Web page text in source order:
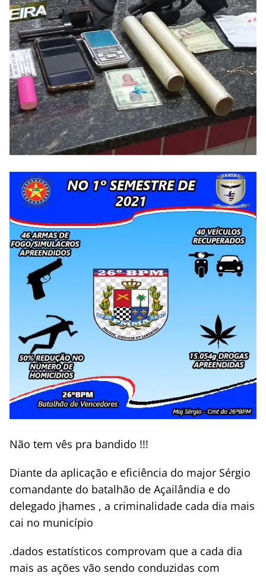
Não tem vês pra bandido !!!
Diante da aplicação e eficiência do major Sérgio
comandante do batalhão de Açailândia e do
delegado jhames , a criminalidade cada dia mais
cai no município
.dados estatísticos comprovam que a cada dia
mais as ações vão sendo conduzidas com